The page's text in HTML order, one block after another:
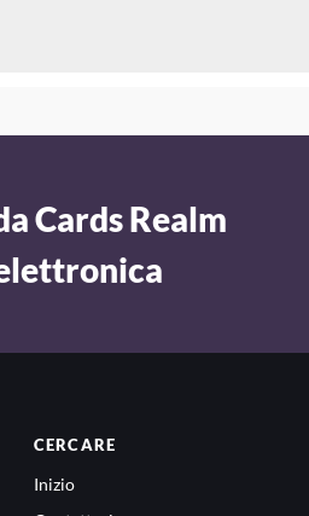
Cards Realm
CERCARE
Inizio